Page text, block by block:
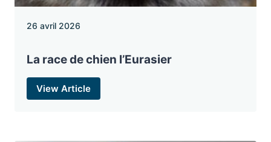
26 avril 2026
La race de chien l’Eurasier
View Article